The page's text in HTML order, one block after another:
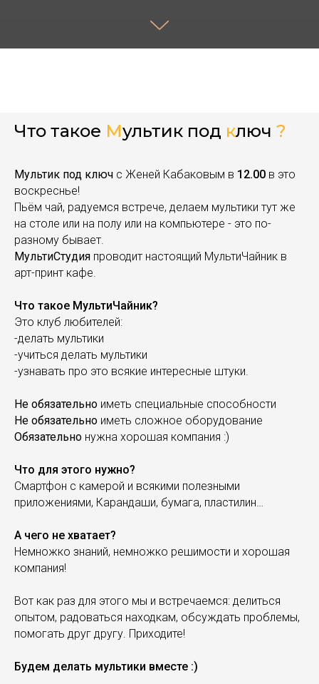
Что такое Мультик под ключ ?
Мультик под ключ с Женей Кабаковым в 12.00 в это
воскреснье!
Пьём чай, радуемся встрече, делаем мультики тут же
на столе или на полу или на компьютере - это по-
разному бывает.
МультиСтудия проводит настоящий МультиЧайник в
арт-принт кафе.
Что такое МультиЧайник?
Это клуб любителей:
-делать мультики
-учиться делать мультики
-узнавать про это всякие интересные штуки.
Не обязательно иметь специальные способности
Не обязательно иметь сложное оборудование
Обязательно нужна хорошая компания :)
Что для этого нужно?
Смартфон с камерой и всякими полезными
приложениями, Карандаши, бумага, пластилин…
А чего не хватает?
Немножко знаний, немножко решимости и хорошая
компания!
Вот как раз для этого мы и встречаемся: делиться
опытом, радоваться находкам, обсуждать проблемы,
помогать друг другу. Приходите!
Будем делать мультики вместе :)